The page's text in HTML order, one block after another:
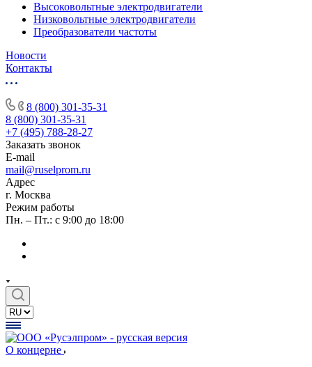
Высоковольтные электродвигатели
Низковольтные электродвигатели
Преобразователи частоты
Новости
Контакты
8 (800) 301-35-31
8 (800) 301-35-31
+7 (495) 788-28-27
Заказать звонок
E-mail
mail@ruselprom.ru
Адрес
г. Москва
Режим работы
Пн. – Пт.: с 9:00 до 18:00
О концерне